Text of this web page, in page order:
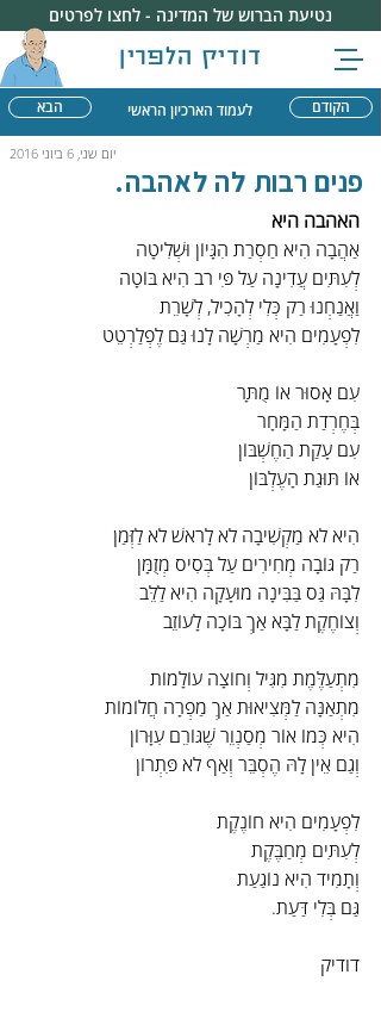
דודיק הלפרין
נטיעת הברוש של המדינה - לחצו לפרטים
הבא הקודם לעמוד הארכיון הראשי
יום שני, 6 ביוני 2016
פנים רבות לה לאהבה.
האהבה היא
אַהֲבָה הִיא חַסְרַת הִגָּיוֹן וּשְׁלִיטָה
לְעִתִּים עֲדִינָה עַל פִּי רֹב הִיא בּוֹטָה
וַאֲנַחְנוּ רַק כְּלִי לְהָכִיל, לְשָׁרֵת
לִפְעָמִים הִיא מַרְשָׁה לָנוּ גַּם לֶפְלַרְטֵט
עִם אָסוּר אוֹ מֻתָּר
בְּחֶרְדַת הַמָּחָר
עִם עָקַת הַחֶשְׁבּוֹן
אוֹ תּוּגַת הָעֶלְבּוֹן
הִיא לֹא מַקְשִׁיבָה לֹא לָרֹאשׁ לֹא לַזְּמַן
רַק גּוֹבָה מְחִירִים עַל בְּסִיס מְזֻמָּן
לִבָּהּ גַּס בַּבִּינָה מוּעָקָה הִיא לַלֵּב
וְצוֹחֶקֶת לַבָּא אַךְ בּוֹכָה לָעוֹזֵב
מִתְעַלֶּמֶת מִגִּיל וְחוֹצָה עוֹלָמוֹת
מִתְאַנָּה לַמְּצִיאוּת אַךְ מַפְרָה חֲלוֹמוֹת
הִיא כְּמוֹ אוֹר מְסַנְוֵר שֶׁגּוֹרֵם עִוָּרוֹן
וְגַם אֵין לָהּ הֶסְבֵּר וְאַף לֹא פִּתְרוֹן
לִפְעָמִים הִיא חוֹנֶקֶת
לְעִתִּים מְחַבֶּקֶת
וְתָמִיד הִיא נוֹגַעַת
גַּם בְּלִי דַּעַת.
דודיק